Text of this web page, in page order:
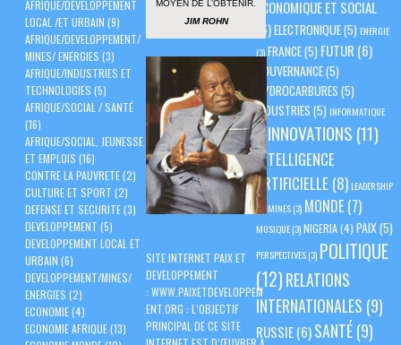
AFRIQUE/DEVELOPPEMENT
LOCAL /ET URBAIN (9)
AFRIQUE/DEVELOPPEMENT/
MINES/ ENERGIES (3)
AFRIQUE/INDUSTRIES ET
TECHNOLOGIES (5)
AFRIQUE/SOCIAL / SANTÉ
(16)
AFRIQUE/SOCIAL, JEUNESSE
ET EMPLOIS (16)
CONTRE LA PAUVRETE(2)
CULTURE ET SPORT (2)
DEFENSE ET SECURITE(3)
DEVELOPPEMENT (5)
DEVELOPPEMENT LOCAL ET
URBAIN (6)
DEVELOPPEMENT/MINES/
ENERGIES (2)
ECONOMIE(4)
ECONOMIE AFRIQUE(13)
ÉCONOMIQUE ET SOCIAL
(6)ELECTRONIQUE(5)ENERGIE
(3)FRANCE(5)FUTUR (6)
GOUVERNANCE(5)
HYDROCARBURES(5)
INDUSTRIES(5)INFORMATIQUE
(3) INNOVATIONS (11)
INTELLIGENCE
ARTIFICIELLE (8)LEADERSHIP
(3)MINES(3) MONDE (7)
MUSIQUE(3)NIGERIA(4) PAIX(5)
PERSPECTIVES(3) POLITIQUE
(12)RELATIONS
INTERNATIONALES (9)
RUSSIE(6)SANTÉ(9)
MOYEN DE L’OBTENIR.
JIM ROHN
SITE INTERNET PAIX ET
DEVELOPPEMENT
:WWW.PAIXETDEVELOPPEM
ENT.ORG : L’OBJECTIF
PRINCIPAL DE CE SITE